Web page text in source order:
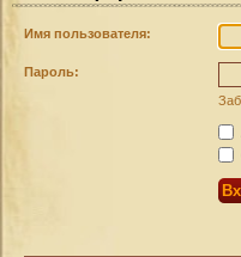
Имя пользователя:
Пароль: